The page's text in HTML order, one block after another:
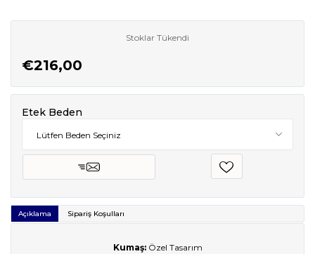
Stoklar Tükendi
€216,00
Etek Beden
Açıklama Sipariş Koşulları
Kumaş:Özel Tasarım